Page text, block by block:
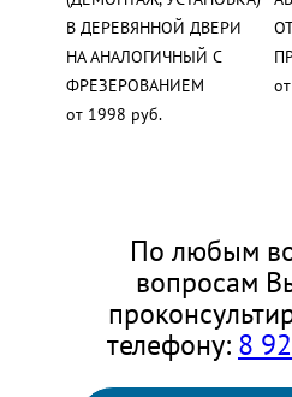
В ДЕРЕВЯННОЙ ДВЕРИ
НА АНАЛОГИЧНЫЙ С
ФРЕЗЕРОВАНИЕМ
от 1998 руб.
По любым
вопросам
телефону: 8